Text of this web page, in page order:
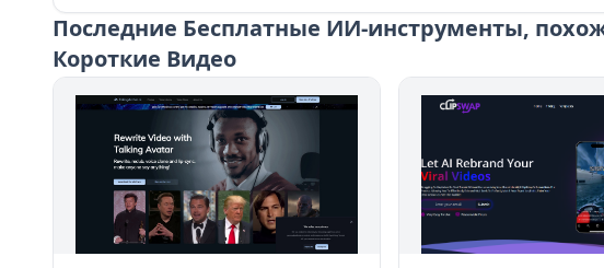
Последние Бесплатные ИИ-инструменты,
Короткие Видео